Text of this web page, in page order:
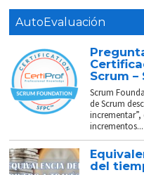
AutoEvaluación
Scrum –
Scrum
de Scrum
incrementos...
del